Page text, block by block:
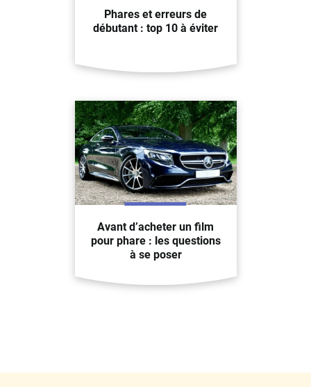
Phares et erreurs de
débutant : top 10 à éviter
Avant d’acheter un film
pour phare : les questions
à se poser